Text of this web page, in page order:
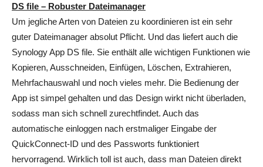
DS file – Robuster Dateimanager
Um jegliche Arten von Dateien zu koordinieren ist ein sehr
guter Dateimanager absolut Pflicht. Und das liefert auch die
Synology App DS file. Sie enthält alle wichtigen Funktionen wie
Kopieren, Ausschneiden, Einfügen, Löschen, Extrahieren,
Mehrfachauswahl und noch vieles mehr. Die Bedienung der
App ist simpel gehalten und das Design wirkt nicht überladen,
sodass man sich schnell zurechtfindet. Auch das
automatische einloggen nach erstmaliger Eingabe der
QuickConnect-ID und des Passworts funktioniert
hervorragend. Wirklich toll ist auch, dass man Dateien direkt